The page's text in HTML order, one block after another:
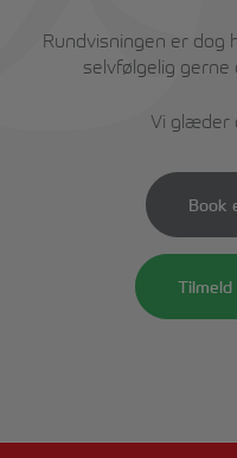
Rundvisningen er dog
selvfølgelig
Vi glæder
Book